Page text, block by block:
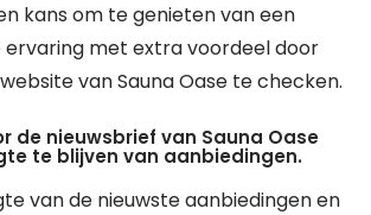
kans om te genieten van een
met extra voordeel door
van Sauna Oase te checken.
de nieuwsbrief van Sauna Oase
te blijven van aanbiedingen.
van de nieuwste aanbiedingen en